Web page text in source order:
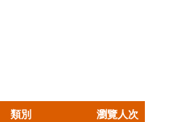
類別 瀏覽人次